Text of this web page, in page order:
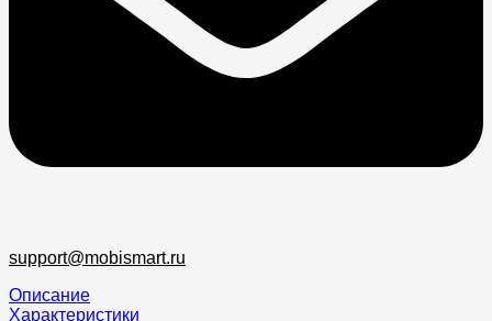
support@mobismart.ru
Описание
Характеристики